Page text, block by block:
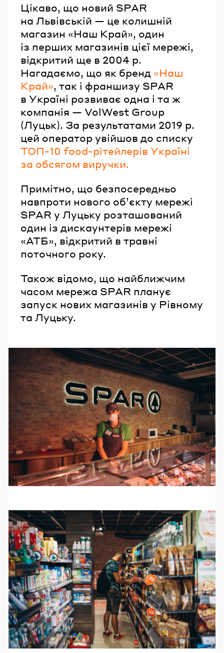
Цікаво, що новий SPAR
на Львівській — це колишній
магазин «Наш Край», один
із перших магазинів цієї мережі,
відкритий ще в 2004 р.
Нагадаємо, що як бренд «Наш
Край», так і франшизу SPAR
в Україні розвиває одна і та ж
компанія — VolWest Group
(Луцьк). За результатами 2019 р.
цей оператор увійшов до списку
ТОП-10 food-рітейлерів Україні
за обсягом виручки.
Примітно, що безпосередньо
навпроти нового об’єкту мережі
SPAR у Луцьку розташований
один із дискаунтерів мережі
«АТБ», відкритий в травні
поточного року.
Також відомо, що найближчим
часом мережа SPAR планує
запуск нових магазинів у Рівному
та Луцьку.